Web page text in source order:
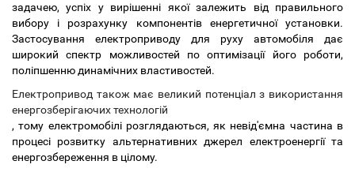
задачею, успіх у вирішенні якої залежить від правильного
вибору і розрахунку компонентів енергетичної установки.
Застосування електроприводу для руху автомобіля дає
широкий спектр можливостей по оптимізації його роботи,
поліпшенню динамічних властивостей.
Електропривод також має великий потенціал з використання
енергозберігаючих технологій
, тому електромобілі розглядаються, як невід'ємна частина в
процесі розвитку альтернативних джерел електроенергії та
енергозбереження в цілому.